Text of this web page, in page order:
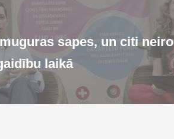
sapes, un citi
laikā